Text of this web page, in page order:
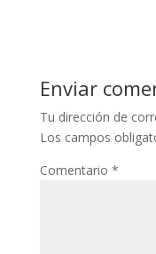
Enviar
Tu dirección de
Los campos
Comentario *